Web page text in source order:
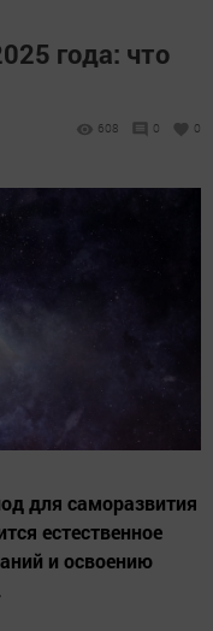
года: что
608 0 0
для саморазвития
естественное
и освоению